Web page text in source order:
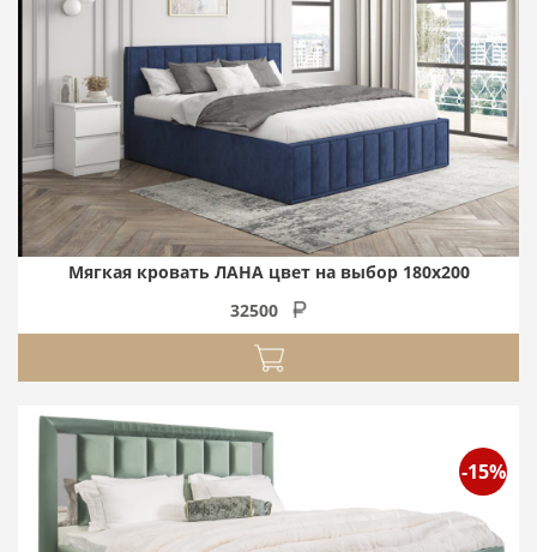
Мягкая кровать ЛАНА цвет на выбор 180х200
32500
-15%